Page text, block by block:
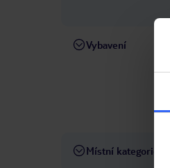
Vybavení
Místní kategorie